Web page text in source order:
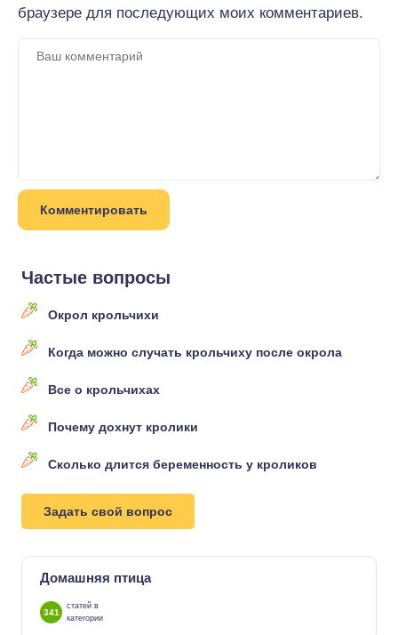
браузере для последующих моих комментариев.
Частые вопросы
Окрол крольчихи
Когда можно случать крольчиху после окрола
Все о крольчихах
Почему дохнут кролики
Сколько длится беременность у кроликов
Задать свой вопрос
Домашняя птица
341
статей в
категории